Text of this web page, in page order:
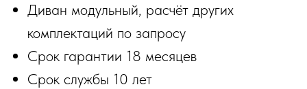
Диван модульный, расчёт других
комплектаций по запросу
Срок гарантии 18 месяцев
Срок службы 10 лет